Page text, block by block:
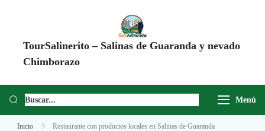
TourSalinerito – Salinas de Guaranda y nevado
Chimborazo
Chimborazo, Minas de Sal, Quesera El Salinerito, Chocolates El
Menú
Inicio Restaurante con productos locales en Salinas de Guaranda